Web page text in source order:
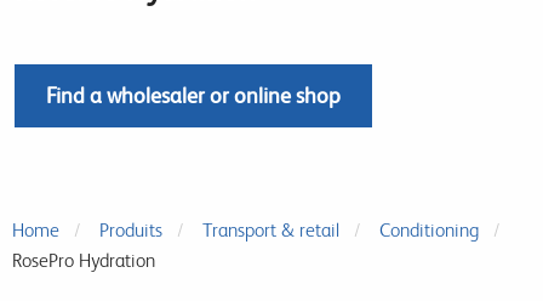
Find a wholesaler or online shop
Home Produits Transport & retail
Conditioning
RosePro Hydration